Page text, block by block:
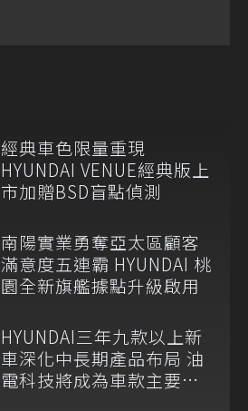
經典車色限量重現
HYUNDAI VENUE經典版上
市加贈BSD盲點偵測
南陽實業勇奪亞太區顧客
滿意度五連霸 HYUNDAI 桃
園全新旗艦據點升級啟用
HYUNDAI三年九款以上新
車深化中長期產品布局 油
電科技將成為車款主要戰